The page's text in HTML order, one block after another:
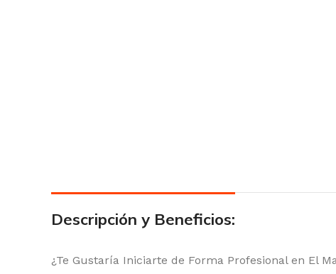
Descripción y Beneficios:
¿Te Gustaría Iniciarte de Forma Profesional en El